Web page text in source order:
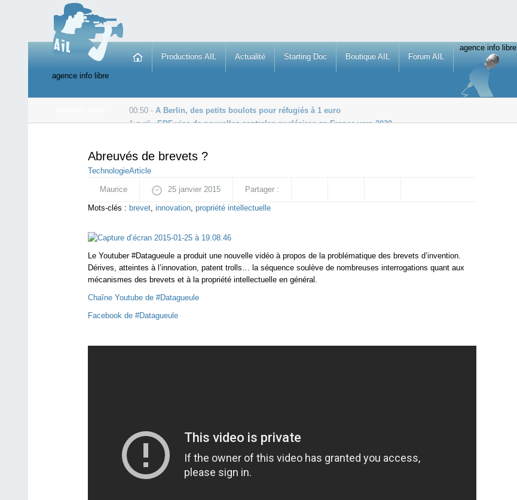
agence info libre
Productions AIL Actualité Starting Doc Boutique AIL Forum AIL
agence info libre
00:50 - A Berlin, des petits boulots pour réfugiés à 1 euro
1 avril -EDF vise de nouvelles centrales nucléaires en France vers 2030
Abreuvés de brevets ?
TechnologieArticle
Maurice 25 janvier 2015 Partager :
Mots-clés : brevet, innovation, propriété intellectuelle
Le Youtuber #Datagueule a produit une nouvelle vidéo à propos de la problématique des brevets d’invention.
Dérives, atteintes à l’innovation, patent trolls… la séquence soulève de nombreuses interrogations quant aux
mécanismes des brevets et à la propriété intellectuelle en général.
Chaîne Youtube de #Datagueule
Facebook de #Datagueule